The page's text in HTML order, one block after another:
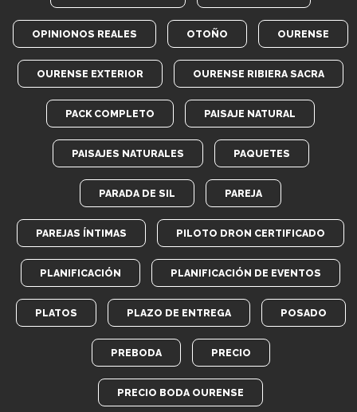
OPINIONOS REALES OTOÑO OURENSE
OURENSE EXTERIOR OURENSE RIBIERA SACRA
PACK COMPLETO PAISAJE NATURAL
PAISAJES NATURALES PAQUETES
PARADA DE SIL PAREJA
PAREJAS ÍNTIMAS PILOTO DRON CERTIFICADO
PLANIFICACIÓN PLANIFICACIÓN DE EVENTOS
PLATOS PLAZO DE ENTREGA POSADO
PREBODA PRECIO
PRECIO BODA OURENSE